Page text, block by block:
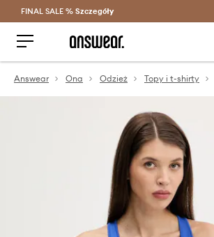
Oszczędzaj z Answear Club >
FINAL SALE % Szczegóły
Answear Ona Odzież Topy i t-shirty